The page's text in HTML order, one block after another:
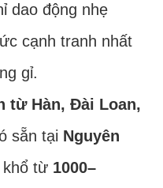
dao động nhẹ
cạnh tranh nhất
gỉ.
từ Hàn, Đài Loan,
sẵn tại Nguyên
từ 1000–